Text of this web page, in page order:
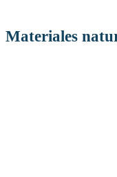
Materiales